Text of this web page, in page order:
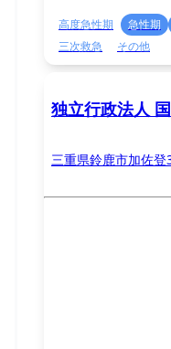
高度急性期 急性期
三次救急
その他
独立行政法人
三重県鈴鹿市加佐